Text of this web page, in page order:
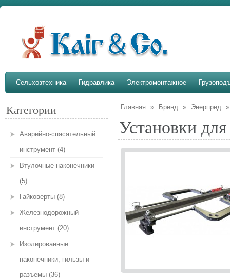
Сельхозтехника Гидравлика Электромонтажное
Категории
Аварийно-спасательный
инструмент (4)
Втулочные наконечники
(5)
Гайковерты (8)
Железнодорожный
инструмент (20)
Изолированные
наконечники, гильзы и
разъемы (36)
Главная » Бренд » Энерпред
Установки